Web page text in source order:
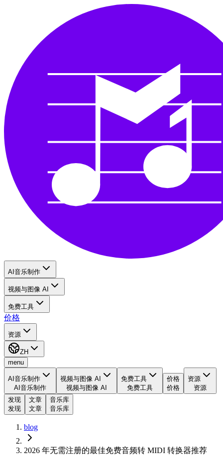
AI音乐制作
视频与图像 AI
免费工具
价格
资源
ZH
menu
AI音乐制作
AI音乐制作
视频与图像 AI
视频与图像 AI
免费工具
免费工具
价格
价格
资源
资源
发现
发现
文章
文章
音乐库
音乐库
blog
2026 年无需注册的最佳免费音频转 MIDI 转换器推荐